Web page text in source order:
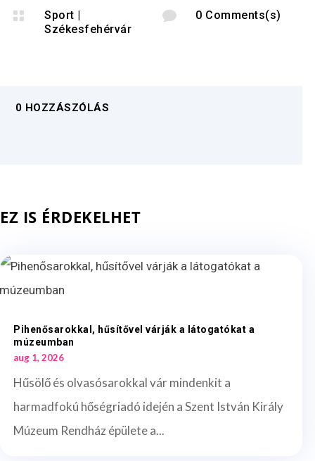
 Sport |
Székesfehérvár
 0 Comments(s)
0 HOZZÁSZÓLÁS
EZ IS ÉRDEKELHET
Pihenősarokkal, hűsítővel várják a látogatókat a
múzeumban
aug 1, 2026
Hűsölő és olvasósarokkal vár mindenkit a
harmadfokú hőségriadó idején a Szent István Király
Múzeum Rendház épülete a...